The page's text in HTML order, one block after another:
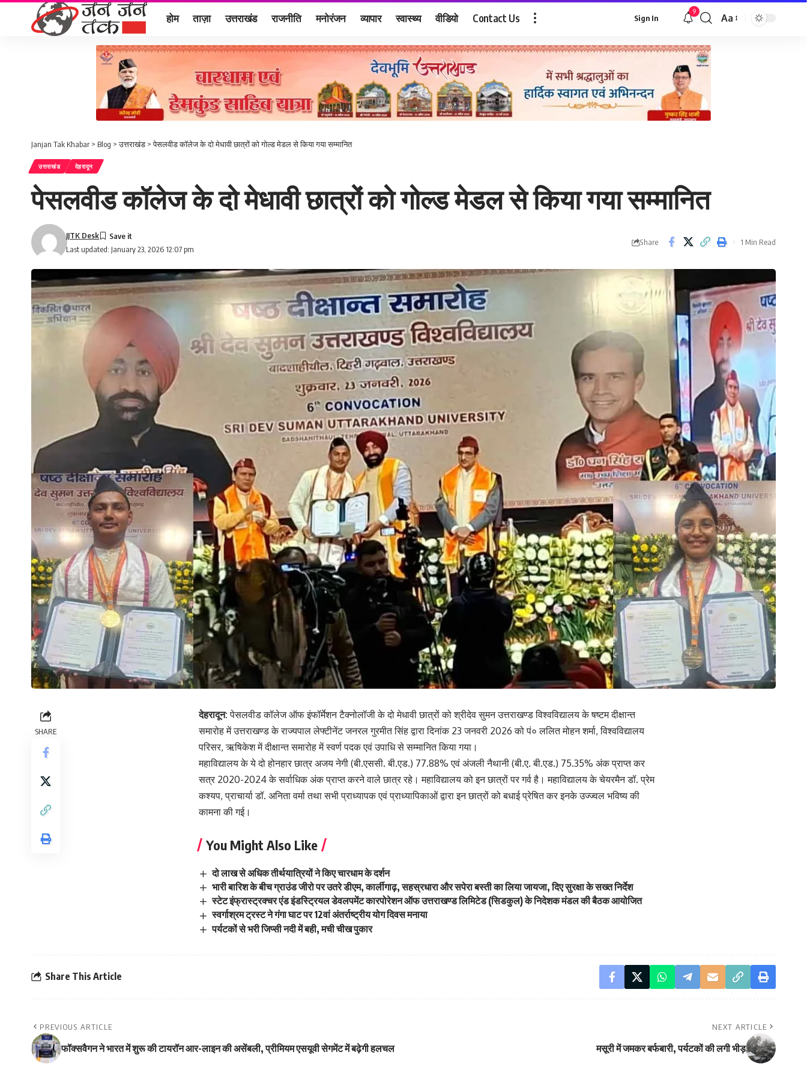
होम ताज़ा उत्तराखंड राजनीति मनोरंजन व्यापार स्वास्थ्य वीडियो Contact Us Sign In
9
Font
Aa
Janjan Tak Khabar > Blog >उत्तराखंड >पेसलवीड कॉलेज के दो मेधावी छात्रों को गोल्ड मेडल से किया गया सम्मानित
उत्तराखंड देहरादून
पेसलवीड कॉलेज के दो मेधावी छात्रों को गोल्ड मेडल से किया गया सम्मानित
Last updated: January 23, 2026 12:07 pm
JJTK Desk
Share 1 Min Read
SHARE
देहरादून: पेसलवीड कॉलेज ऑफ इंफॉर्मेशन टैक्नोलॉजी के दो मेधावी छात्रों को श्रीदेव सुमन उत्तराखण्ड विश्वविद्यालय के षष्टम दीक्षान्त
समारोह में उत्तराखण्ड के राज्यपाल लेफ्टीनेंट जनरल गुरमीत सिंह द्वारा दिनांक 23 जनवरी 2026 को पं० ललित मोहन शर्मा, विश्वविद्यालय
परिसर, ऋषिकेश में दीक्षान्त समारोह में स्वर्ण पदक एवं उपाधि से सम्मानित किया गया।
महाविद्यालय के ये दो होनहार छात्र अजय नेगी (बी.एससी. बी.एड.) 77.88% एवं अंजली नैथानी (बी.ए. बी.एड.) 75.35% अंक प्राप्त कर
सत्र 2020-2024 के सर्वाधिक अंक प्राप्त करने वाले छात्र रहे। महाविद्यालय को इन छात्रों पर गर्व है। महाविद्यालय के चेयरमैन डॉ. प्रेम
कश्यप, प्राचार्या डॉ. अनिता वर्मा तथा सभी प्राध्यापक एवं प्राध्यापिकाओं द्वारा इन छात्रों को बधाई प्रेषित कर इनके उज्ज्वल भविष्य की
कामना की गई।
You Might Also Like
दो लाख से अधिक तीर्थयात्रियों ने किए चारधाम के दर्शन
भारी बारिश के बीच ग्राउंड जीरो पर उतरे डीएम, कार्लीगाढ़, सहस्रधारा और सपेरा बस्ती का लिया जायजा, दिए सुरक्षा के सख्त निर्देश
स्टेट इंफ्रास्ट्रक्चर एंड इंडस्ट्रियल डेवलपमेंट कारपोरेशन ऑफ उत्तराखण्ड लिमिटेड (सिडकुल) के निदेशक मंडल की बैठक आयोजित
स्वर्गाश्रम ट्रस्ट ने गंगा घाट पर 12वां अंतर्राष्ट्रीय योग दिवस मनाया
पर्यटकों से भरी जिप्सी नदी में बही, मची चीख पुकार
Share This Article
PREVIOUS ARTICLE
फॉक्सवैगन ने भारत में शुरू की टायरॉन आर-लाइन की असेंबली, प्रीमियम एसयूवी सेगमेंट में बढ़ेगी हलचल
NEXT ARTICLE
मसूरी में जमकर बर्फबारी, पर्यटकों की लगी भीड़